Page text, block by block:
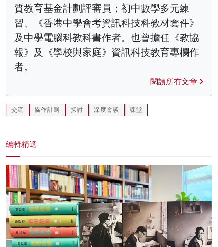
質教育基金計劃評審員；初中數學多元練
習、《香港中學會考資訊科技科教材套件》
及中學電腦科教科書作者。也曾擔任《教協
報》及《學校與家庭》資訊科技教育專欄作
者。
閱讀所有文章
交流 協作計劃 探討 深度會談 課堂
編輯精選